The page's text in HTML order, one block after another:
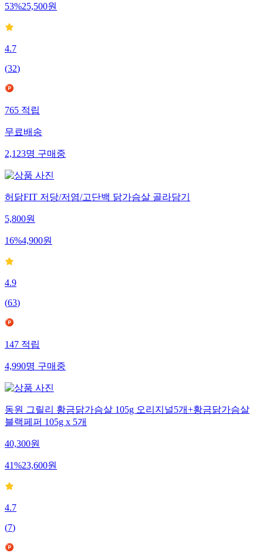
53%25,500원
4.7
(32)
765적립
무료배송
2,123명구매중
허닭FIT 저당/저염/고단백 닭가슴살 골라담기
5,800원
16%4,900원
4.9
(63)
147적립
4,990명구매중
동원 그릴리 황금닭가슴살 105g 오리지널5개+황금닭가슴살
블랙페퍼 105g x 5개
40,300원
41%23,600원
4.7
(7)